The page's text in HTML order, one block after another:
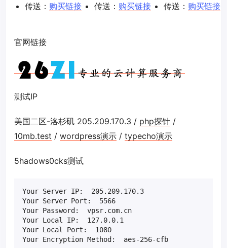
传送： 购买链接
传送： 购买链接
传送： 购买链接
官网链接
测试IP
美国二区-洛杉矶 205.209.170.3 / php探针 /
10mb.test / wordpress演示 / typecho演示
5hadows0cks测试
Your Server IP:  205.209.170.3
Your Server Port:  5566
Your Password:  vpsr.com.cn
Your Local IP:  127.0.0.1
Your Local Port:  1080
Your Encryption Method:  aes-256-cfb